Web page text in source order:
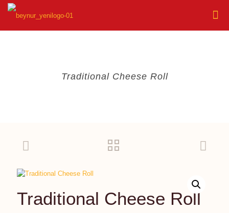
Traditional Cheese Roll
Traditional Cheese Roll